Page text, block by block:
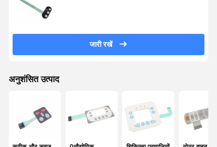
जारी रखें
अनुशंसित उत्पाद